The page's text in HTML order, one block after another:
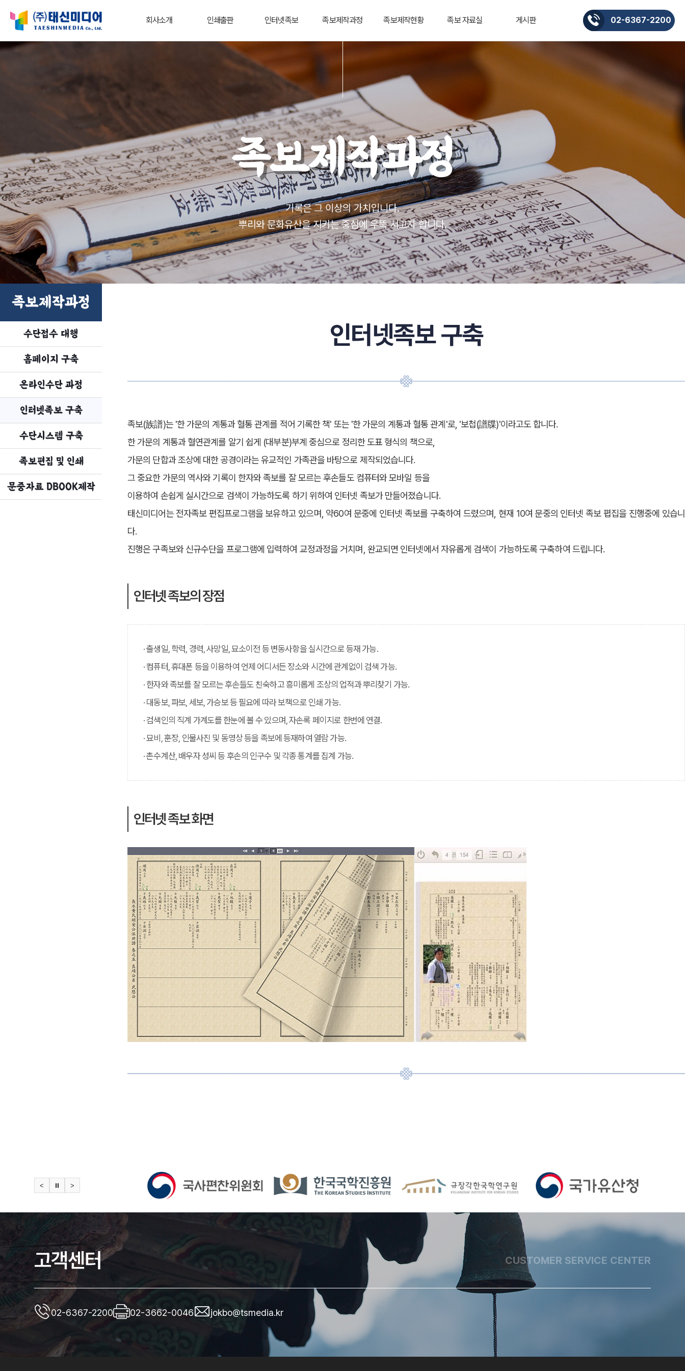
회사소개 인쇄출판 인터넷족보 족보제작과정 족보제작현황 족보 자료실 게시판 02-6367-2200
족보제작과정
기록은 그 이상의 가치입니다.
뿌리와 문화유산을 지키는 중심에 우뚝 서고자 합니다.
족보제작과정
수단접수 대행
홈페이지 구축
온라인수단 과정
인터넷족보 구축
수단시스템 구축
족보편집 및 인쇄
문중자료 DBOOK제작
인터넷족보 구축
족보(族譜)는 '한 가문의 계통과 혈통 관계를 적어 기록한 책' 또는 '한 가문의 계통과 혈통 관계'로, '보첩(譜牒)'이라고도 합니다.
한 가문의 계통과 혈연관계를 알기 쉽게 (대부분)부계 중심으로 정리한 도표 형식의 책으로,
가문의 단합과 조상에 대한 공경이라는 유교적인 가족관을 바탕으로 제작되었습니다.
그 중요한 가문의 역사와 기록이 한자와 족보를 잘 모르는 후손들도 컴퓨터와 모바일 등을
이용하여 손쉽게 실시간으로 검색이 가능하도록 하기 위하여 인터넷 족보가 만들어졌습니다.
태신미디어는 전자족보 편집프로그램을 보유하고 있으며, 약60여 문중에 인터넷 족보를 구축하여 드렸으며, 현재 10여 문중의 인터넷 족보 폅집을 진행중에 있습니
다.
진행은 구족보와 신규수단을 프로그램에 입력하여 교정과정을 거치며, 완교되면 인터넷에서 자유롭게 검색이 가능하도록 구축하여 드립니다.
인터넷 족보의 장점
· 출생일, 학력, 경력, 사망일, 묘소이전 등 변동사항을 실시간으로 등재 가능.
· 컴퓨터, 휴대폰 등을 이용하여 언제 어디서든 장소와 시간에 관계없이 검색 가능.
· 한자와 족보를 잘 모르는 후손들도 친숙하고 흥미롭게 조상의 업적과 뿌리찾기 가능.
· 대동보, 파보, 세보, 가승보 등 필요에 따라 보책으로 인쇄 가능.
· 검색인의 직계 가계도를 한눈에 볼 수 있으며, 자손록 페이지로 한번에 연결.
· 묘비, 훈장, 인물사진 및 동영상 등을 족보에 등재하여 열람 가능.
· 촌수계산, 배우자 성씨 등 후손의 인구수 및 각종 통계를 집계 가능.
인터넷 족보 화면
< ⏸ >
고객센터 CUSTOMER SERVICE CENTER
02-6367-2200 02-3662-0046 jokbo@tsmedia.kr